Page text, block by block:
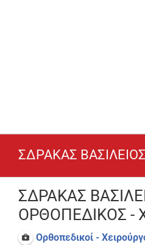
ΣΔΡΑΚΑΣ
ΣΔΡΑΚΑΣ
ΟΡΘΟΠΕΔΙΚΟΣ -
Ορθοπεδικοί -